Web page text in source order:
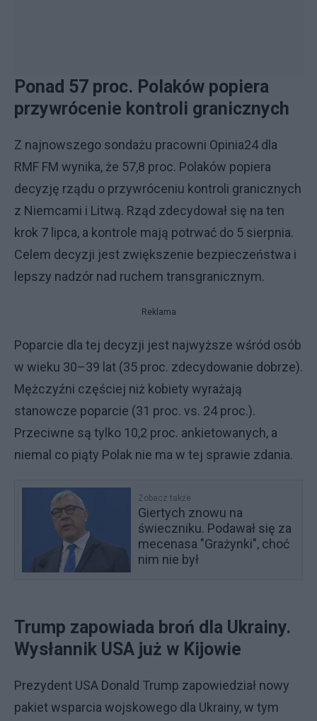
Ponad 57 proc. Polaków popiera
przywrócenie kontroli granicznych
Z najnowszego sondażu pracowni Opinia24 dla
RMF FM wynika, że 57,8 proc. Polaków popiera
decyzję rządu o przywróceniu kontroli granicznych
z Niemcami i Litwą. Rząd zdecydował się na ten
krok 7 lipca, a kontrole mają potrwać do 5 sierpnia.
Celem decyzji jest zwiększenie bezpieczeństwa i
lepszy nadzór nad ruchem transgranicznym.
Reklama
Poparcie dla tej decyzji jest najwyższe wśród osób
w wieku 30–39 lat (35 proc. zdecydowanie dobrze).
Mężczyźni częściej niż kobiety wyrażają
stanowcze poparcie (31 proc. vs. 24 proc.).
Przeciwne są tylko 10,2 proc. ankietowanych, a
niemal co piąty Polak nie ma w tej sprawie zdania.
Zobacz także
Giertych znowu na
świeczniku. Podawał się za
mecenasa "Grażynki", choć
nim nie był
Trump zapowiada broń dla Ukrainy.
Wysłannik USA już w Kijowie
Prezydent USA Donald Trump zapowiedział nowy
pakiet wsparcia wojskowego dla Ukrainy, w tym